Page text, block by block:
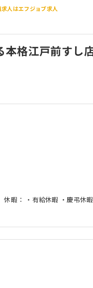
人はエフジョブ求人
本格江戸前すし
休暇： ・有給休暇 ・慶弔休暇